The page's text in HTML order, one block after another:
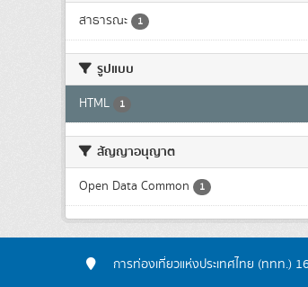
สาธารณะ 1
รูปแบบ
HTML 1
สัญญาอนุญาต
Open Data Common 1
การท่องเที่ยวแห่งประเทศไทย (ททท.)